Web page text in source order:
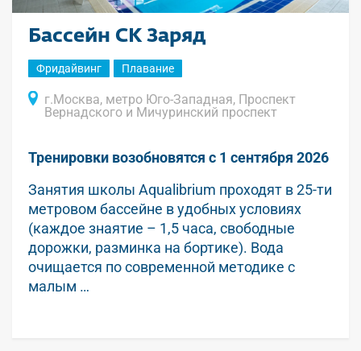
Бассейн СК Заряд
Фридайвинг Плавание
г.Москва, метро Юго-Западная, Проспект
Вернадского и Мичуринский проспект
Тренировки возобновятся с 1 сентября 2026
Занятия школы Aqualibrium проходят в 25-ти
метровом бассейне в удобных условиях
(каждое знаятие – 1,5 часа, свободные
дорожки, разминка на бортике). Вода
очищается по современной методике с
малым …